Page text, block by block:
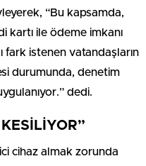
“Bu kapsamda,
kartı ile ödeme imkanı
fark istenen vatandaşların
durumunda, denetim
dedi.
cihaz almak zorunda